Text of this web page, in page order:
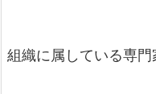
組織に属している専門